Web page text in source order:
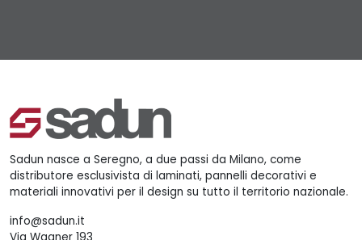
Sadun nasce a Seregno, a due passi da Milano, come
distributore esclusivista di laminati, pannelli decorativi e
materiali innovativi per il design su tutto il territorio nazionale.
info@sadun.it